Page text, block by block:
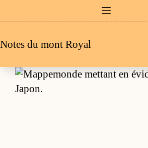
au
Notes du mont Royal